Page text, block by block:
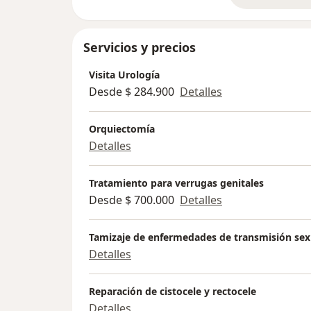
Servicios y precios
Visita Urología
Desde $ 284.900 Detalles
Orquiectomía
Detalles
Tratamiento para verrugas genitales
Desde $ 700.000 Detalles
Tamizaje de enfermedades de transmisión
Detalles
Reparación de cistocele y rectocele